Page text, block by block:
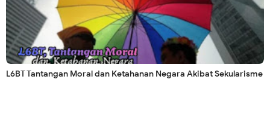
L6BT Tantangan Moral dan Ketahanan Negara Akibat Sekularisme